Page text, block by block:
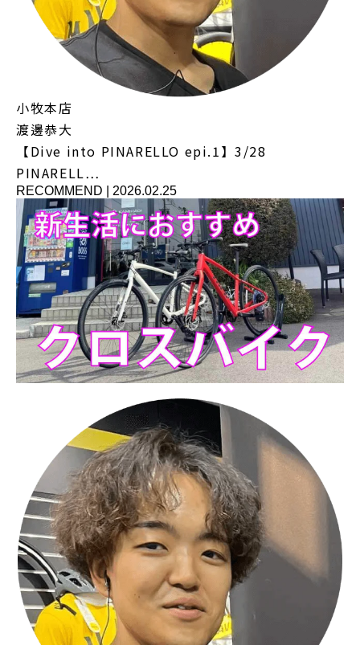
小牧本店
渡邊恭大
【Dive into PINARELLO epi.1】3/28
PINARELL…
RECOMMEND 2026.02.25